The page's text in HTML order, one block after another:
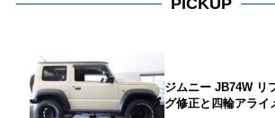
ジムニー JB74W リ
グ修正と四輪アライ